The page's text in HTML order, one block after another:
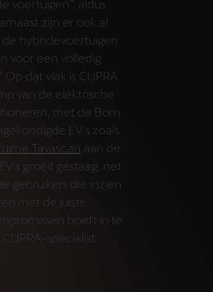
voertuigen”, aldus
zijn er ook al
de hybridevoertuigen
voor een volledig
dat vlak is CUPRA
van de elektrische
met de Born
EV’s zoals
Tavascan aan de
groeit gestaag, net
gebruikers die inzien
met de juiste
hoeft in te
specialist.